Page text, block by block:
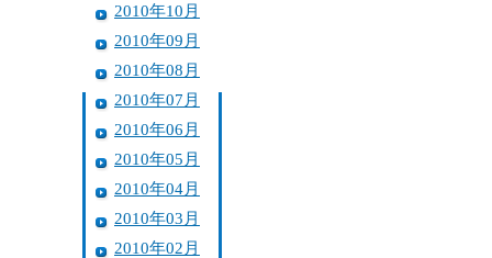
2010年10月
2010年09月
2010年08月
2010年07月
2010年06月
2010年05月
2010年04月
2010年03月
2010年02月